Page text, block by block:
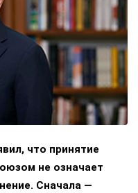
что принятие
не означает
Сначала —